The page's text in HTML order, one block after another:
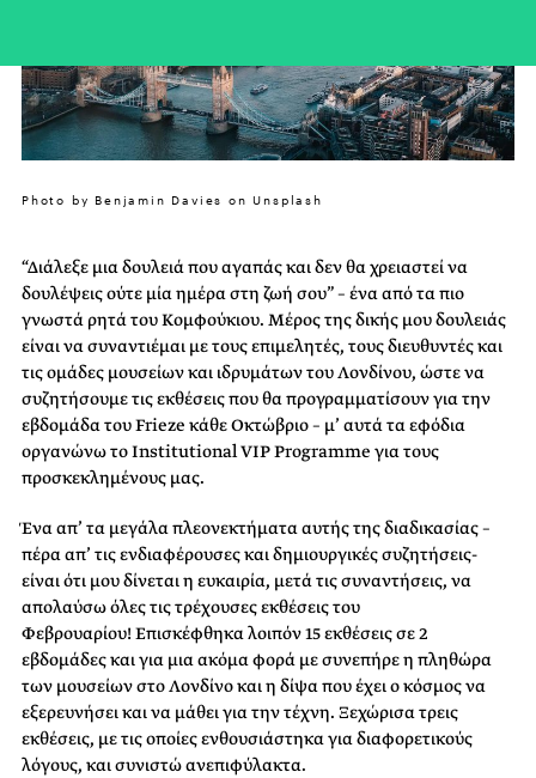
Photo by Benjamin Davies on Unsplash
“Διάλεξε μια δουλειά που αγαπάς και δεν θα χρειαστεί να
δουλέψεις ούτε μία ημέρα στη ζωή σου” – ένα από τα πιο
γνωστά ρητά του Κομφούκιου. Μέρος της δικής μου δουλειάς
είναι να συναντιέμαι με τους επιμελητές, τους διευθυντές και
τις ομάδες μουσείων και ιδρυμάτων του Λονδίνου, ώστε να
συζητήσουμε τις εκθέσεις που θα προγραμματίσουν για την
εβδομάδα του Frieze κάθε Οκτώβριο – μ’ αυτά τα εφόδια
οργανώνω το Institutional VIP Programme για τους
προσκεκλημένους μας.
Ένα απ’ τα μεγάλα πλεονεκτήματα αυτής της διαδικασίας –
πέρα απ’ τις ενδιαφέρουσες και δημιουργικές συζητήσεις-
είναι ότι μου δίνεται η ευκαιρία, μετά τις συναντήσεις, να
απολαύσω όλες τις τρέχουσες εκθέσεις του
Φεβρουαρίου! Επισκέφθηκα λοιπόν 15 εκθέσεις σε 2
εβδομάδες και για μια ακόμα φορά με συνεπήρε η πληθώρα
των μουσείων στο Λονδίνο και η δίψα που έχει ο κόσμος να
εξερευνήσει και να μάθει για την τέχνη. Ξεχώρισα τρεις
εκθέσεις, με τις οποίες ενθουσιάστηκα για διαφορετικούς
λόγους, και συνιστώ ανεπιφύλακτα.